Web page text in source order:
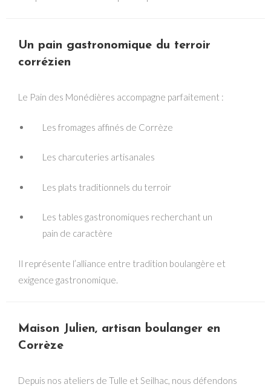
Un pain gastronomique du terroir
corrézien
Le Pain des Monédières accompagne parfaitement :
Les fromages affinés de Corrèze
Les charcuteries artisanales
Les plats traditionnels du terroir
Les tables gastronomiques recherchant un
pain de caractère
Il représente l’alliance entre tradition boulangère et
exigence gastronomique.
Maison Julien, artisan boulanger en
Corrèze
Depuis nos ateliers de Tulle et Seilhac, nous défendons